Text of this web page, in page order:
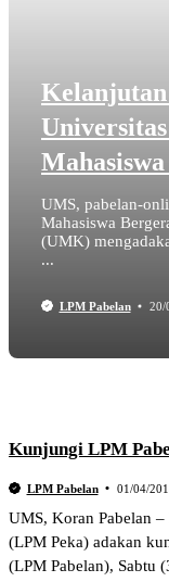
UMS, pabelan-
Mahasiswa
(UMK)
...
LPM Pabelan 20/
Kunjungi LPM
LPM Pabelan 01/04/
UMS, Koran Pabelan –
(LPM Peka) adakan
(LPM Pabelan), Sabtu